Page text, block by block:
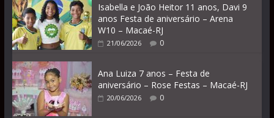
Isabella e João Heitor 11 anos, Davi 9
anos Festa de aniversário – Arena
W10 – Macaé-RJ
21/06/2026 0
Ana Luiza 7 anos – Festa de
aniversário – Rose Festas – Macaé-RJ
20/06/2026 0